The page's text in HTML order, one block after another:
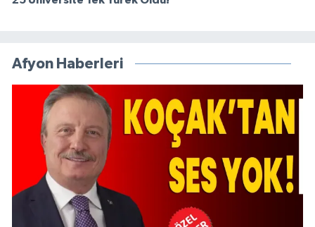
Afyon Haberleri